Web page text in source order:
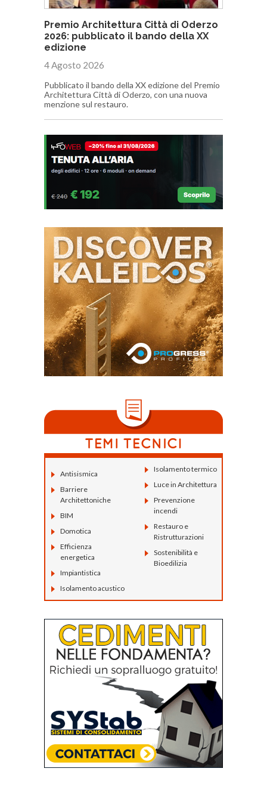
Premio Architettura Città di Oderzo
2026: pubblicato il bando della XX
edizione
4 Agosto 2026
Pubblicato il bando della XX edizione del Premio
Architettura Città di Oderzo, con una nuova
menzione sul restauro.
Antisismica
Barriere
Architettoniche
BIM
Domotica
Efficienza
energetica
Impiantistica
Isolamento acustico
Isolamento termico
Luce in Architettura
Prevenzione
incendi
Restauro e
Ristrutturazioni
Sostenibilità e
Bioedilizia